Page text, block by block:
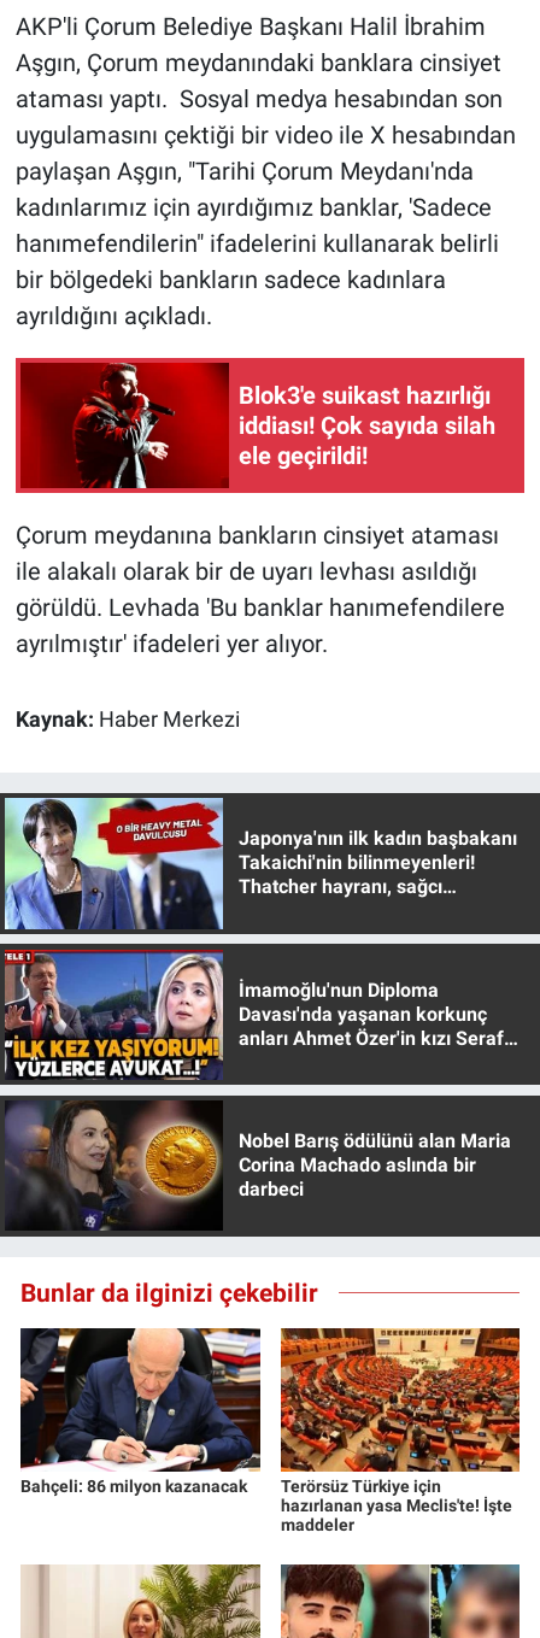
AKP'li Çorum Belediye Başkanı Halil İbrahim
Aşgın, Çorum meydanındaki banklara cinsiyet
ataması yaptı. Sosyal medya hesabından son
uygulamasını çektiği bir video ile X hesabından
paylaşan Aşgın, "Tarihi Çorum Meydanı'nda
kadınlarımız için ayırdığımız banklar, 'Sadece
hanımefendilerin" ifadelerini kullanarak belirli
bir bölgedeki bankların sadece kadınlara
ayrıldığını açıkladı.
Blok3'e suikast hazırlığı
iddiası! Çok sayıda silah
ele geçirildi!
Çorum meydanına bankların cinsiyet ataması
ile alakalı olarak bir de uyarı levhası asıldığı
görüldü. Levhada 'Bu banklar hanımefendilere
ayrılmıştır' ifadeleri yer alıyor.
Kaynak: Haber Merkezi
Japonya'nın ilk kadın başbakanı
Takaichi'nin bilinmeyenleri!
Thatcher hayranı, sağcı
İmamoğlu'nun Diploma
Davası'nda yaşanan korkunç
anları Ahmet Özer'in kızı Seraf
Nobel Barış ödülünü alan Maria
Corina Machado aslında bir
darbeci
Bunlar da ilginizi çekebilir
Bahçeli: 86 milyon kazanacak
Terörsüz Türkiye için
hazırlanan yasa Meclis'te! İşte
maddeler
Gün Ortası
Gündem Özel
Günün görüntüsü
Haber
İlan
Kimdir
Koronavirüs
Kültür Sanat
Nedir
Popüler
Spor
Teknoloji
Türkiye'nin Geleceği
Türkiye'nin Gündemi
Yerel Gündem
Yerel Yaşam
Canlı Yayın